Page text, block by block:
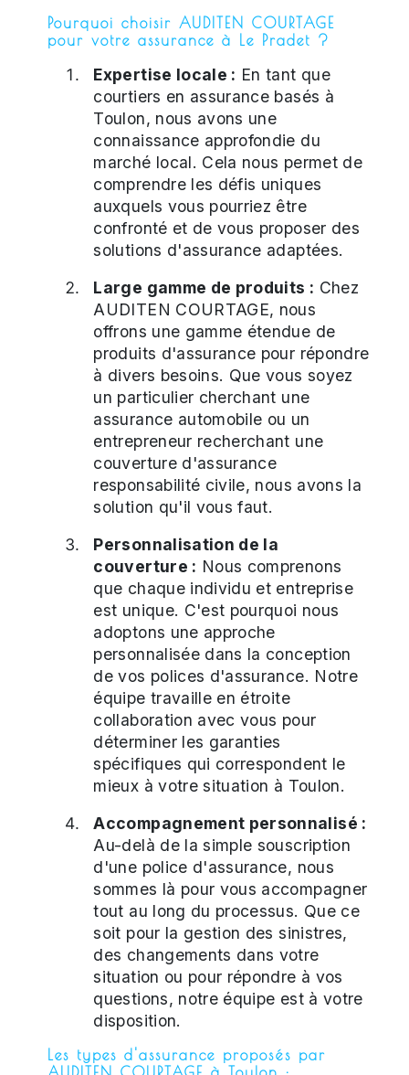
Pourquoi choisir AUDITEN COURTAGE
pour votre assurance à Le Pradet ?
Expertise locale : En tant que
courtiers en assurance basés à
Toulon, nous avons une
connaissance approfondie du
marché local. Cela nous permet de
comprendre les défis uniques
auxquels vous pourriez être
confronté et de vous proposer des
solutions d'assurance adaptées.
Large gamme de produits : Chez
AUDITEN COURTAGE, nous
offrons une gamme étendue de
produits d'assurance pour répondre
à divers besoins. Que vous soyez
un particulier cherchant une
assurance automobile ou un
entrepreneur recherchant une
couverture d'assurance
responsabilité civile, nous avons la
solution qu'il vous faut.
Personnalisation de la
couverture : Nous comprenons
que chaque individu et entreprise
est unique. C'est pourquoi nous
adoptons une approche
personnalisée dans la conception
de vos polices d'assurance. Notre
équipe travaille en étroite
collaboration avec vous pour
déterminer les garanties
spécifiques qui correspondent le
mieux à votre situation à Toulon.
Accompagnement personnalisé :
Au-delà de la simple souscription
d'une police d'assurance, nous
sommes là pour vous accompagner
tout au long du processus. Que ce
soit pour la gestion des sinistres,
des changements dans votre
situation ou pour répondre à vos
questions, notre équipe est à votre
disposition.
Les types d'assurance proposés par